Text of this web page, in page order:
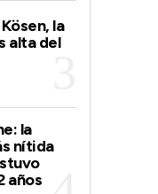
la
alta del
la
nítida
años